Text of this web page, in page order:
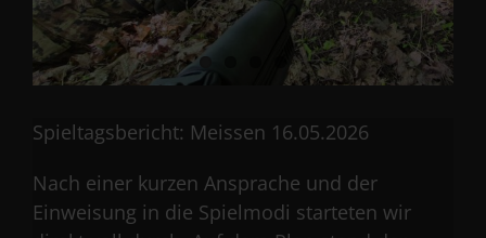
Spieltagsbericht: Meissen 16.05.2026
Nach einer kurzen Ansprache und der
Einweisung in die Spielmodi starteten wir